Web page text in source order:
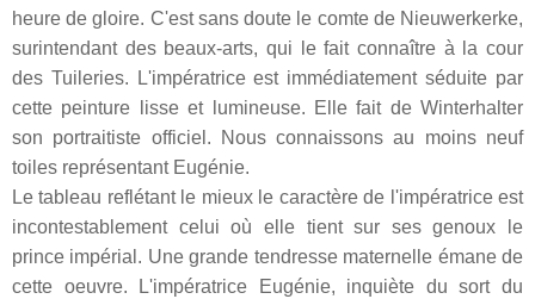
heure de gloire. C'est sans doute le comte de Nieuwerkerke,
surintendant des beaux-arts, qui le fait connaître à la cour
des Tuileries. L'impératrice est immédiatement séduite par
cette peinture lisse et lumineuse. Elle fait de Winterhalter
son portraitiste officiel. Nous connaissons au moins neuf
toiles représentant Eugénie.
Le tableau reflétant le mieux le caractère de l'impératrice est
incontestablement celui où elle tient sur ses genoux le
prince impérial. Une grande tendresse maternelle émane de
cette oeuvre. L'impératrice Eugénie, inquiète du sort du